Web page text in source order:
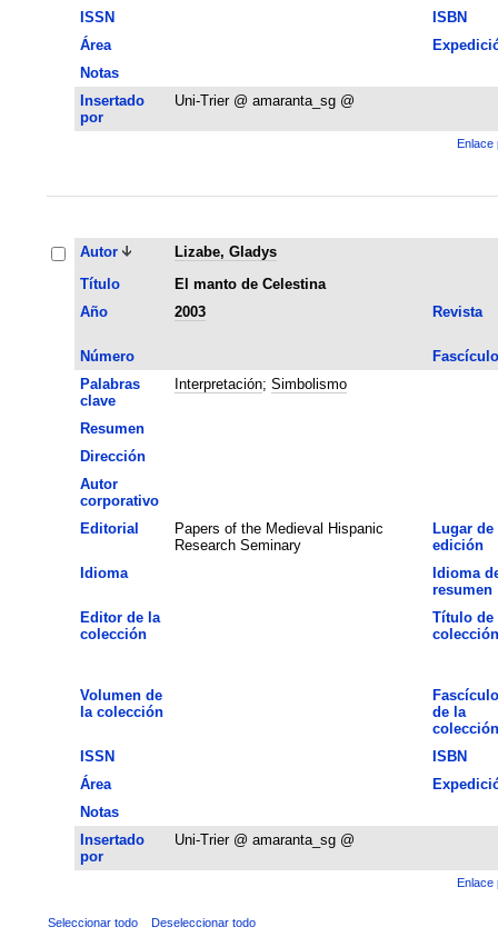
ISSN
ISBN
Área
Notas
Insertado
por
Uni-Trier @ amaranta_sg @
Enlace
Autor
Lizabe, Gladys
Título
El manto de Celestina
Año
2003 Revista
Número
Fascículo
Palabras
clave
Interpretación; Simbolismo
Resumen
Dirección
Autor
corporativo
Editorial
Papers of the Medieval Hispanic
Research Seminary
Lugar de
edición
Idioma
Idioma
resumen
Editor de la
colección
Título de
colección
Volumen de
la colección
Fascículo
de la
colección
ISSN
ISBN
Área
Notas
Insertado
por
Uni-Trier @ amaranta_sg @
Enlace
Seleccionar todo Deseleccionar todo